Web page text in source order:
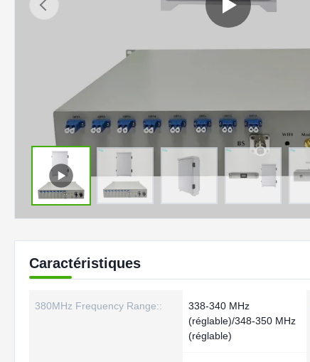
Caractéristiques
380MHz Frequency Range::
338-340 MHz
(réglable)/348-350 MHz
(réglable)